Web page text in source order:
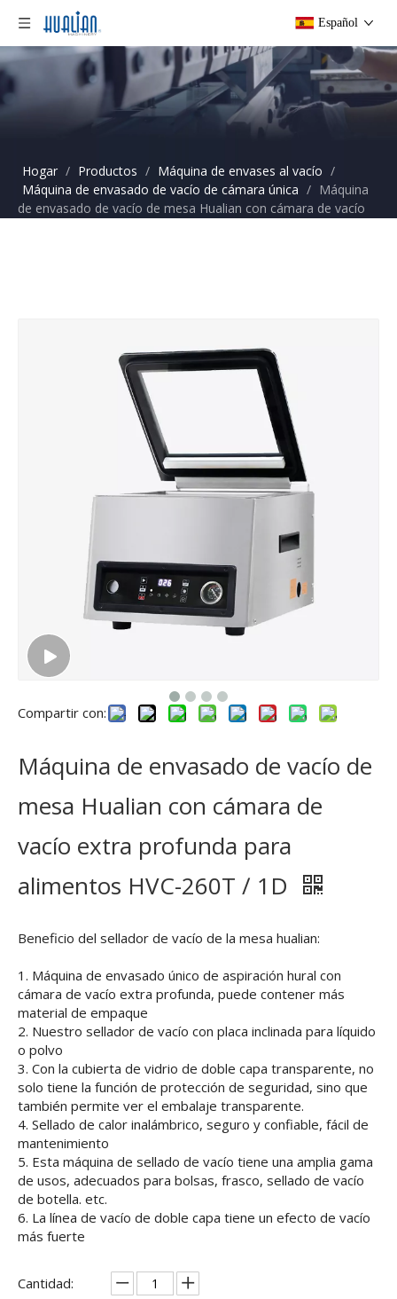
Español
Hogar / Productos / Máquina de envases al vacío /
Máquina de envasado de vacío de cámara única / Máquina
de envasado de vacío de mesa Hualian con cámara de vacío
Compartir con:
Máquina de envasado de vacío de
mesa Hualian con cámara de
vacío extra profunda para
alimentos HVC-260T ∕ 1D
Beneficio del sellador de vacío de la mesa hualian:
1. Máquina de envasado único de aspiración hural con
cámara de vacío extra profunda, puede contener más
material de empaque
2. Nuestro sellador de vacío con placa inclinada para líquido
o polvo
3. Con la cubierta de vidrio de doble capa transparente, no
solo tiene la función de protección de seguridad, sino que
también permite ver el embalaje transparente.
4. Sellado de calor inalámbrico, seguro y confiable, fácil de
mantenimiento
5. Esta máquina de sellado de vacío tiene una amplia gama
de usos, adecuados para bolsas, frasco, sellado de vacío
de botella. etc.
6. La línea de vacío de doble capa tiene un efecto de vacío
más fuerte
Cantidad: